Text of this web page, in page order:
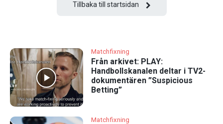
Tillbaka till startsidan
Matchfixning
Från arkivet: PLAY:
Handbollskanalen deltar i TV2-
dokumentären ”Suspicious
Betting”
Matchfixning